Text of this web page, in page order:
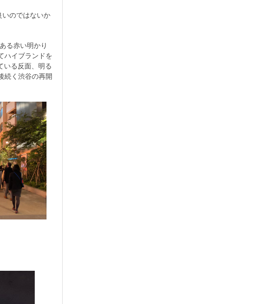
いのではないか
る赤い明かり
ハイブランドを
いる反面、明る
続く渋谷の再開